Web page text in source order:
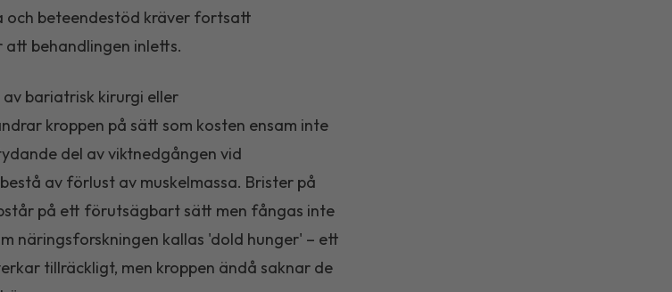
och beteendestöd kräver fortsatt
behandlingen inletts.
bariatrisk kirurgi eller
kroppen på sätt som kosten ensam inte
del av viktnedgången vid
av förlust av muskelmassa. Brister på
på ett förutsägbart sätt men fångas inte
näringsforskningen kallas 'dold hunger' – ett
tillräckligt, men kroppen ändå saknar de